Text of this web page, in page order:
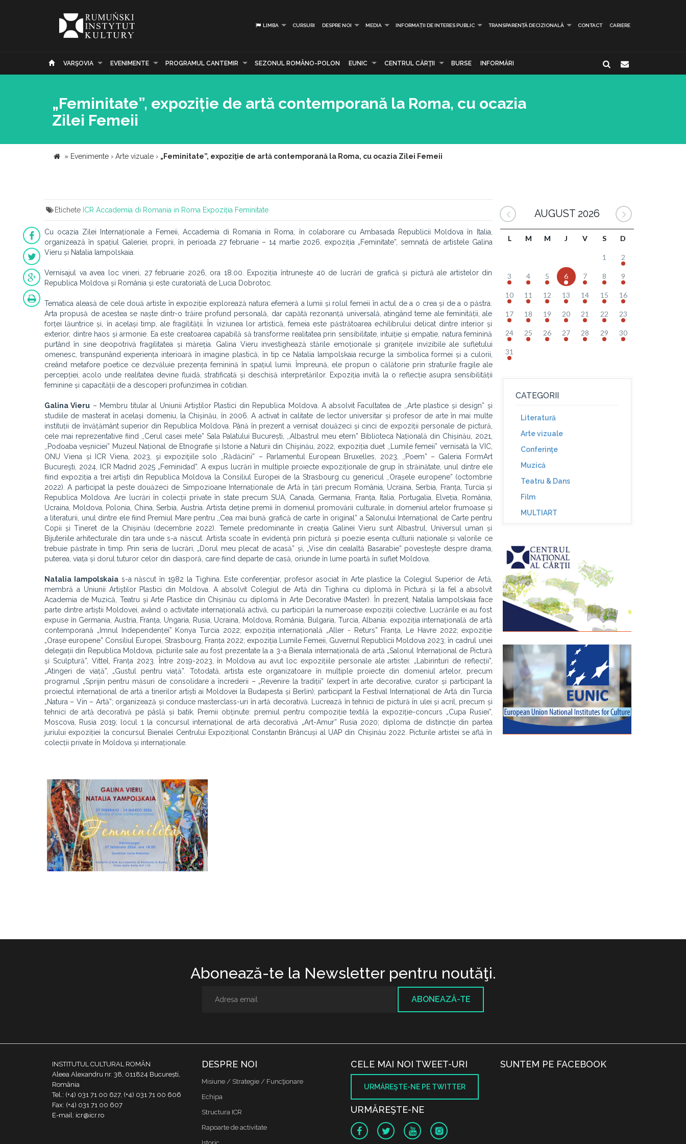
LIMBA CURSURI DESPRE NOI MEDIA INFORMAȚII DE INTERES PUBLIC TRANSPARENȚĂ DECIZIONALĂ CONTACT CARIERE
VARŞOVIA EVENIMENTE PROGRAMUL CANTEMIR SEZONUL ROMÂNO-POLON EUNIC CENTRUL CĂRŢII BURSE INFORMĂRI
„Feminitate”, expoziție de artă contemporană la Roma, cu ocazia
Zilei Femeii
» Evenimente › Arte vizuale › „Feminitate”, expoziție de artă contemporană la Roma, cu ocazia Zilei Femeii
Etichete ICR Accademia di Romania in Roma Expoziția Feminitate
Cu ocazia Zilei Internaționale a Femeii, Accademia di Romania in Roma, în colaborare cu Ambasada Republicii Moldova în Italia,
organizează în spațiul Galeriei, proprii, în perioada 27 februarie – 14 martie 2026, expoziția „Feminitate”, semnată de artistele Galina
Vieru și Natalia Iampolskaia.
Vernisajul va avea loc vineri, 27 februarie 2026, ora 18.00. Expoziția întrunește 40 de lucrări de grafică și pictură ale artistelor din
Republica Moldova și România și este curatoriată de Lucia Dobrotoc.
Tematica aleasă de cele două artiste în expoziție explorează natura efemeră a lumii și rolul femeii în actul de a o crea și de a o păstra.
Arta propusă de acestea se naște dintr-o trăire profund personală, dar capătă rezonanță universală, atingând teme ale feminității, ale
forței lăuntrice și, în același timp, ale fragilității. În viziunea lor artistică, femeia este păstrătoarea echilibrului delicat dintre interior și
exterior, dintre haos și armonie. Ea este creatoarea capabilă să transforme realitatea prin sensibilitate, intuiție și empatie, natura feminină
purtând în sine deopotrivă fragilitatea și măreția. Galina Vieru investighează stările emoționale și granițele invizibile ale sufletului
omenesc, transpunând experiența interioară în imagine plastică, în tip ce Natalia Iampolskaia recurge la simbolica formei și a culorii,
creând metafore poetice ce dezvăluie prezența feminină în spațiul lumii. Împreună, ele propun o călătorie prin straturile fragile ale
percepției, acolo unde realitatea devine fluidă, stratificată și deschisă interpretărilor. Expoziția invită la o reflecție asupra sensibilității
feminine și capacității de a descoperi profunzimea în cotidian.
Galina Vieru – Membru titular al Uniunii Artiștilor Plastici din Republica Moldova. A absolvit Facultatea de ,,Arte plastice și design” și
studiile de masterat în același domeniu, la Chișinău, în 2006. A activat în calitate de lector universitar și profesor de arte în mai multe
instituții de învățământ superior din Republica Moldova. Până în prezent a vernisat douăzeci și cinci de expoziții personale de pictură,
cele mai reprezentative fiind ,,Cerul casei mele” Sala Palatului București, ,,Albastrul meu etern” Biblioteca Națională din Chișinău, 2021,
,,Podoaba veșniciei” Muzeul Național de Etnografie și Istorie a Naturii din Chişinău, 2022, expoziția duet ,,Lumile femeii” vernisată la VIC,
ONU Viena și ICR Viena, 2023, şi expoziţiile solo ,,Rădăcini” – Parlamentul European Bruxelles, 2023, ,,Poem” – Galeria FormArt
Bucureşti, 2024, ICR Madrid 2025 „Feminidad”. A expus lucrări în multiple proiecte expoziționale de grup în străinătate, unul dintre ele
fiind expoziția a trei artiști din Republica Moldova la Consiliul Europei de la Strasbourg cu genericul ,,Orașele europene” (octombrie
2022). A participat la peste douăzeci de Simpozioane Internaționale de Artă în țări precum România, Ucraina, Serbia, Franța, Turcia și
Republica Moldova. Are lucrări în colecții private în state precum SUA, Canada, Germania, Franța, Italia, Portugalia, Elveția, România,
Ucraina, Moldova, Polonia, China, Serbia, Austria. Artista deține premii în domeniul promovării culturale, în domeniul artelor frumoase și
a literaturii, unul dintre ele fiind Premiul Mare pentru ,,Cea mai bună grafică de carte în original” a Salonului Internațional de Carte pentru
Copii și Tineret de la Chișinău (decembrie 2022). Temele predominante în creația Galinei Vieru sunt Albastrul, Universul uman și
Bijuteriile arhitecturale din țara unde s-a născut. Artista scoate în evidență prin pictură și poezie esența culturii naționale și valorile ce
trebuie păstrate în timp. Prin seria de lucrări, „Dorul meu plecat de acasă” și, „Vise din cealaltă Basarabie” povestește despre drama,
puterea, viața și dorul tuturor celor din diasporă, care fiind departe de casă, oriunde în lume poartă în suflet Moldova.
Natalia Iampolskaias-a născut în 1982 la Tighina. Este conferențiar, profesor asociat în Arte plastice la Colegiul Superior de Artă,
membră a Uniunii Artiștilor Plastici din Moldova. A absolvit Colegiul de Artă din Tighina cu diplomă în Pictură și la fel a absolvit
Academia de Muzică, Teatru și Arte Plastice din Chișinău cu diplomă în Arte Decorative (Master). În prezent, Natalia Iampolskaia face
parte dintre artiștii Moldovei, având o activitate internațională activă, cu participări la numeroase expoziții colective. Lucrările ei au fost
expuse în Germania, Austria, Franța, Ungaria, Rusia, Ucraina, Moldova, România, Bulgaria, Turcia, Albania: expoziția internațională de artă
contemporană „Imnul Independenței” Konya Turcia 2022; expoziția internațională „Aller - Returs” Franța, Le Havre 2022; expoziție
„Orașe europene” Consiliul Europei, Strasbourg, Franța 2022; expoziția Lumile Femeii, Guvernul Republicii Moldova 2023; în cadrul unei
delegații din Republica Moldova, picturile sale au fost prezentate la a 3-a Bienala internațională de artă „Salonul Internațional de Pictură
și Sculptură”, Vittel, Franța 2023. Între 2019-2023, în Moldova au avut loc expozițiile personale ale artistеi: „Labirinturi de reflecții”,
„Atingeri de viață”, „Gustul pentru viață”. Totodată, artista este organizatoare în multiple proiecte din domeniul artelor, precum
programul „Sprijin pentru măsuri de consolidare a încrederii – „Revenire la tradiții” (expert în arte decorative, curator și participant la
proiectul internațional de artă a tinerilor artiști ai Moldovei la Budapesta și Berlin); participant la Festival Internațional de Artă din Turcia
„Natura – Vin – Artă”; organizează și conduce masterclass-uri în artă decorativă. Lucrează în tehnici de pictură în ulei și acril, precum și
tehnici de artă decorativă pe pâslă și batik. Premii obținute: premiul pentru compoziție textilă la expoziție-concurs „Cupa Rusiei”,
Moscova, Rusia 2019; locul 1 la concursul internațional de artă decorativă „Art-Amur” Rusia 2020; diploma de distincție din partea
juriului expoziției la concursul Bienalei Centrului Expozițional Constantin Brâncuși al UAP din Chișinău 2022. Picturile artistei se află în
colecții private în Moldova și internaționale.
AUGUST 2026
L M M J V S D
1 2
3 4 5 6 7 8 9
10 11 12 13 14 15 16
17 18 19 20 21 22 23
24 25 26 27 28 29 30
31
CATEGORII
Literatură
Arte vizuale
Conferinţe
Muzică
Teatru & Dans
Film
MULTIART
Abonează-te la Newsletter pentru noutăţi.
ABONEAZĂ-TE
INSTITUTUL CULTURAL ROMÂN
Aleea Alexandru nr. 38, 011824 București,
România
Tel.: (+4) 031 71 00 627, (+4) 031 71 00 606
Fax: (+4) 031 71 00 607
E-mail: icr@icr.ro
DESPRE NOI
Misiune / Strategie / Funcţionare
Echipa
Structura ICR
Rapoarte de activitate
CELE MAI NOI TWEET-URI
URMĂREŞTE-NE PE TWITTER
URMĂREŞTE-NE
SUNTEM PE FACEBOOK